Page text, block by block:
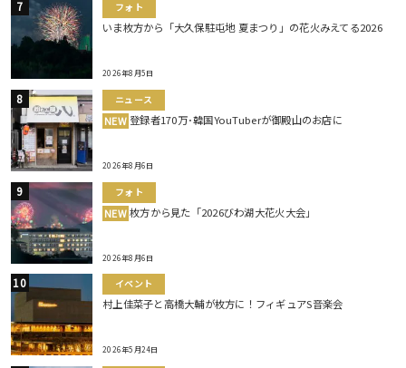
フォト
いま枚方から「大久保駐屯地 夏まつり」の花火みえてる2026
2026年8月5日
ニュース
NEW 登録者170万･韓国YouTuberが御殿山のお店に
2026年8月6日
フォト
NEW 枚方から見た「2026びわ湖大花火大会」
2026年8月6日
イベント
村上佳菜子と高橋大輔が枚方に！フィギュアS音楽会
2026年5月24日